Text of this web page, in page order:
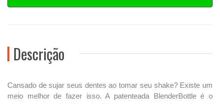
Descrição
Cansado de sujar seus dentes ao tomar seu shake? Existe um
meio melhor de fazer isso. A patenteada BlenderBottle é o